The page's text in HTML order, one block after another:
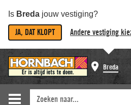
Is Breda jouw vestiging?
JA, DAT KLOPT Andere vestiging
Breda